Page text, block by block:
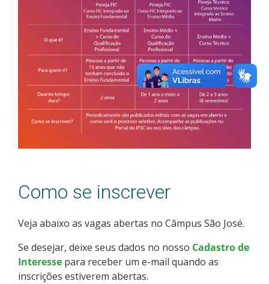
Estatísticas dos Processos Seletivos
Como se inscrever
Veja abaixo as vagas abertas no Câmpus São José.
Se desejar, deixe seus dados no nosso Cadastro de
Interesse para receber um e-mail quando as
inscrições estiverem abertas.